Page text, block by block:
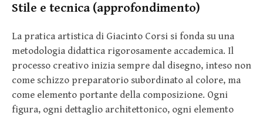
Stile e tecnica (approfondimento)
La pratica artistica di Giacinto Corsi si fonda su una
metodologia didattica rigorosamente accademica. Il
processo creativo inizia sempre dal disegno, inteso non
come schizzo preparatorio subordinato al colore, ma
come elemento portante della composizione. Ogni
figura, ogni dettaglio architettonico, ogni elemento